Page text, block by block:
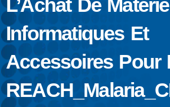
L’Achat De
Informatiques Et
Accessoires Pour